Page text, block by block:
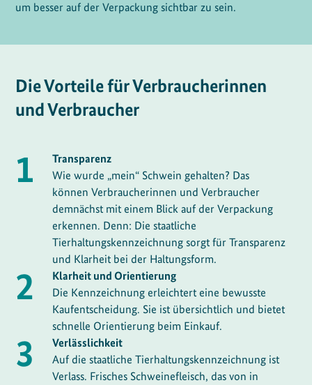
um besser auf der Verpackung sichtbar zu sein.
Die Vorteile für Verbraucherinnen
und Verbraucher
Transparenz
Wie wurde „mein“ Schwein gehalten? Das
können Verbraucherinnen und Verbraucher
demnächst mit einem Blick auf der Verpackung
erkennen. Denn: Die staatliche
Tierhaltungskennzeichnung sorgt für Transparenz
und Klarheit bei der Haltungsform.
Klarheit und Orientierung
Die Kennzeichnung erleichtert eine bewusste
Kaufentscheidung. Sie ist übersichtlich und bietet
schnelle Orientierung beim Einkauf.
Verlässlichkeit
Auf die staatliche Tierhaltungskennzeichnung ist
Verlass. Frisches Schweinefleisch, das von in